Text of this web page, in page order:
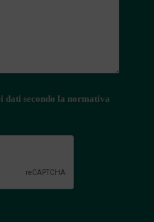
dati secondo la normativa